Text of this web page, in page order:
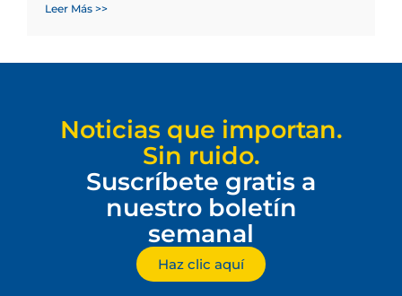
Leer Más >>
Noticias que importan.
Sin ruido.
Suscríbete gratis a
nuestro boletín
semanal
Haz clic aquí